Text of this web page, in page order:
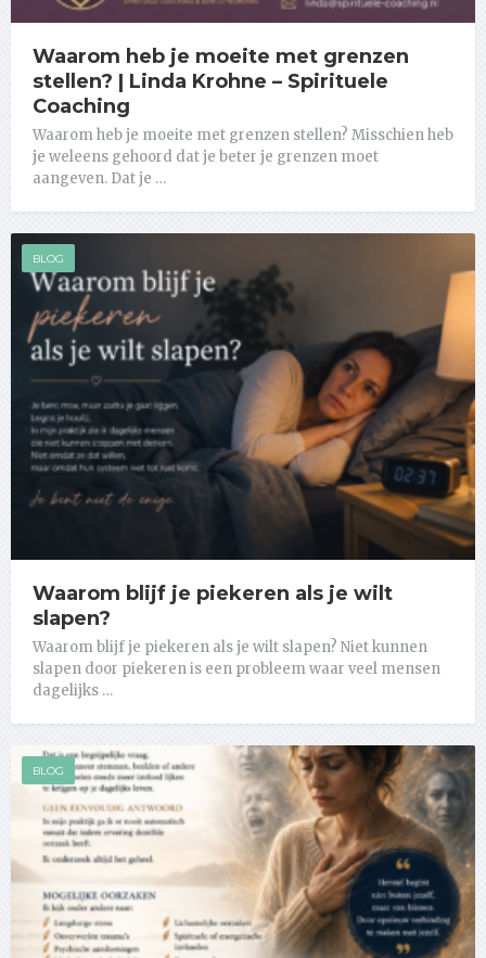
Waarom heb je moeite met grenzen
stellen? | Linda Krohne – Spirituele
Coaching
Waarom heb je moeite met grenzen stellen? Misschien heb
je weleens gehoord dat je beter je grenzen moet
aangeven. Dat je …
BLOG
Waarom blijf je piekeren als je wilt
slapen?
Waarom blijf je piekeren als je wilt slapen? Niet kunnen
slapen door piekeren is een probleem waar veel mensen
dagelijks …
BLOG